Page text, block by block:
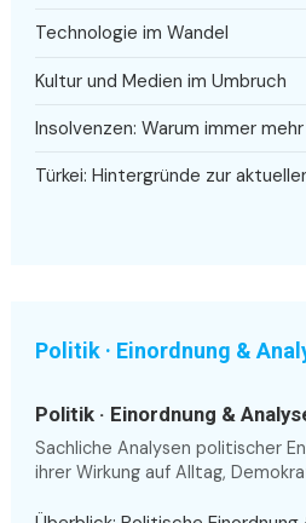
Technologie im Wandel
Kultur und Medien im Umbruch
Insolvenzen: Warum immer
Türkei: Hintergründe zur
Politik · Einordnung &
Politik · Einordnung &
Sachliche Analysen politischer
ihrer Wirkung auf Alltag,